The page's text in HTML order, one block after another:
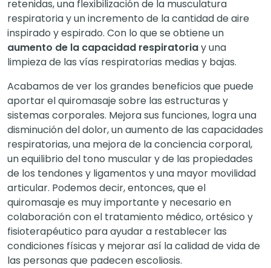
retenidas, una flexibilización de la musculatura
respiratoria y un incremento de la cantidad de aire
inspirado y espirado. Con lo que se obtiene un
aumento de la capacidad respiratoriay una
limpieza de las vías respiratorias medias y bajas.
Acabamos de ver los grandes beneficios que puede
aportar el quiromasaje sobre las estructuras y
sistemas corporales. Mejora sus funciones, logra una
disminución del dolor, un aumento de las capacidades
respiratorias, una mejora de la conciencia corporal,
un equilibrio del tono muscular y de las propiedades
de los tendones y ligamentos y una mayor movilidad
articular. Podemos decir, entonces, que el
quiromasaje es muy importante y necesario en
colaboración con el tratamiento médico, ortésico y
fisioterapéutico para ayudar a restablecer las
condiciones físicas y mejorar así la calidad de vida de
las personas que padecen escoliosis.